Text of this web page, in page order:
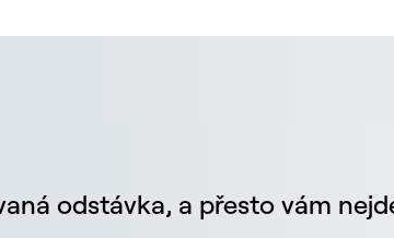
odstávka, a přesto vám